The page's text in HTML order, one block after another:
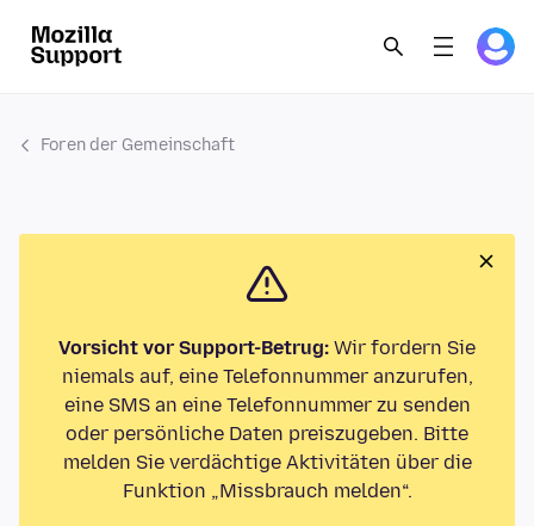
Foren der Gemeinschaft
Vorsicht vor Support-Betrug: Wir fordern Sie
niemals auf, eine Telefonnummer anzurufen,
eine SMS an eine Telefonnummer zu senden
oder persönliche Daten preiszugeben. Bitte
melden Sie verdächtige Aktivitäten über die
Funktion „Missbrauch melden“.